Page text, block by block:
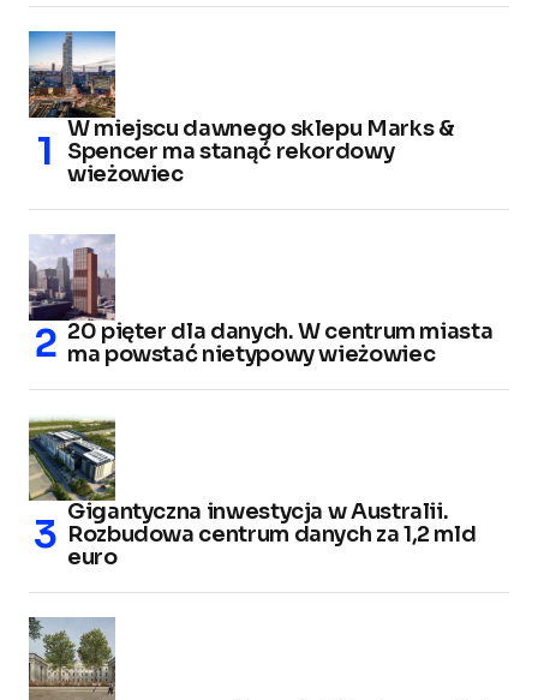
W miejscu dawnego sklepu Marks &
Spencer ma stanąć rekordowy
wieżowiec
20 pięter dla danych. W centrum miasta
ma powstać nietypowy wieżowiec
Gigantyczna inwestycja w Australii.
Rozbudowa centrum danych za 1,2 mld
euro